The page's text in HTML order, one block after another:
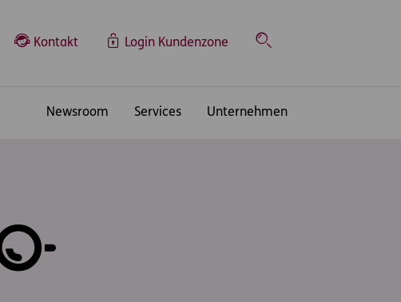
Kontakt Login Kundenzone
Suche
Newsroom Services Unternehmen